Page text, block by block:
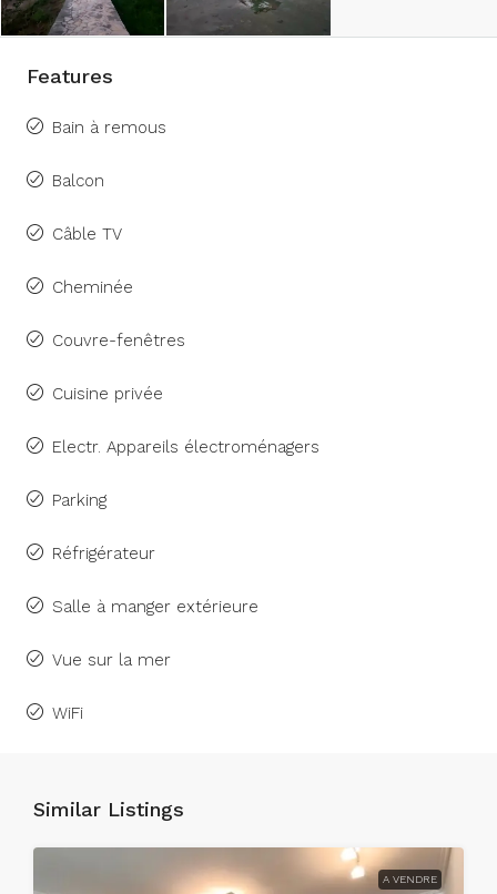
Features
Bain à remous
Balcon
Câble TV
Cheminée
Couvre-fenêtres
Cuisine privée
Electr. Appareils électroménagers
Parking
Réfrigérateur
Salle à manger extérieure
Vue sur la mer
WiFi
Similar Listings
A VENDRE